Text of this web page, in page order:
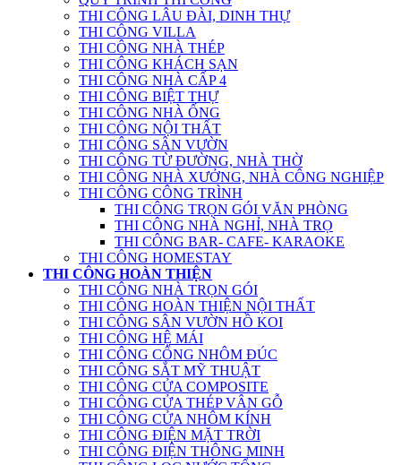
THI CÔNG LÂU ĐÀI, DINH THỰ
THI CÔNG VILLA
THI CÔNG NHÀ THÉP
THI CÔNG KHÁCH SẠN
THI CÔNG NHÀ CẤP 4
THI CÔNG BIỆT THỰ
THI CÔNG NHÀ ỐNG
THI CÔNG NỘI THẤT
THI CÔNG SÂN VƯỜN
THI CÔNG TỪ ĐƯỜNG, NHÀ THỜ
THI CÔNG NHÀ XƯỞNG, NHÀ CÔNG NGHIỆP
THI CÔNG CÔNG TRÌNH
THI CÔNG TRỌN GÓI VĂN PHÒNG
THI CÔNG NHÀ NGHỈ, NHÀ TRỌ
THI CÔNG BAR- CAFE- KARAOKE
THI CÔNG HOMESTAY
THI CÔNG HOÀN THIỆN
THI CÔNG NHÀ TRỌN GÓI
THI CÔNG HOÀN THIỆN NỘI THẤT
THI CÔNG SÂN VƯỜN HỒ KOI
THI CÔNG HỆ MÁI
THI CÔNG CỔNG NHÔM ĐÚC
THI CÔNG SẮT MỸ THUẬT
THI CÔNG CỬA COMPOSITE
THI CÔNG CỬA THÉP VÂN GỖ
THI CÔNG CỬA NHÔM KÍNH
THI CÔNG ĐIỆN MẶT TRỜI
THI CÔNG ĐIỆN THÔNG MINH